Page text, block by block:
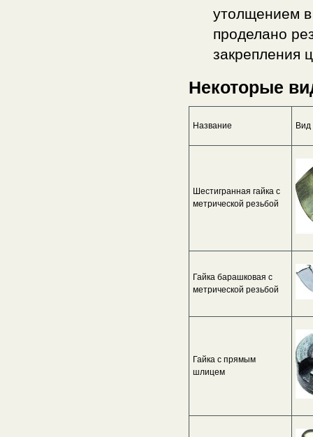
утолщением
проделано
закрепления
Некоторые
Название Вид
Шестигранная гайка с
метрической резьбой
Гайка барашковая с
метрической резьбой
Гайка с прямым
шлицем